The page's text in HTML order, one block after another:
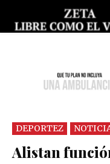
DEPORTEZ
Alistan